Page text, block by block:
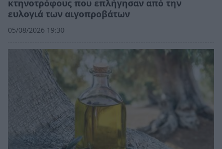
κτηνοτρόφους που επλήγησαν από την
ευλογιά των αιγοπροβάτων
05/08/2026 19:30